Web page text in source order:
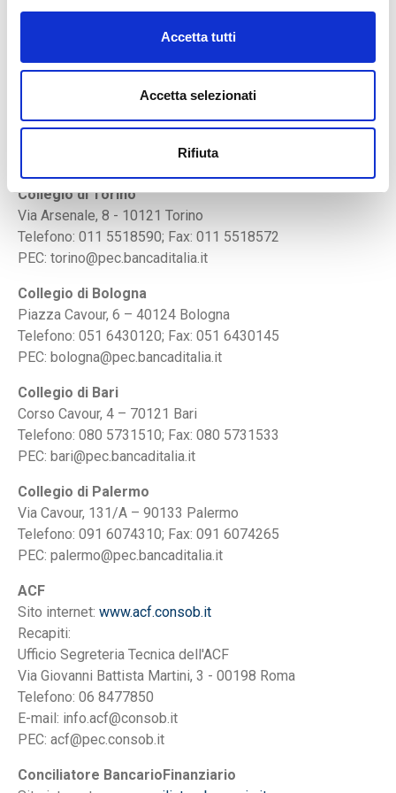
Accetta tutti
Accetta selezionati
Rifiuta
Via Miguel Cervantes, 71 - 80133 Napoli
Telefono: 081 7975350; Fax: 081 7975355
PEC:napoli@pec.bancaditalia.it
Segreteria tecnica del Collegio di Roma
Via Venti Settembre, 97/e 00187 Roma
romasede@pec.bancaditalia.it
Collegio di Torino
Via Arsenale, 8 - 10121 Torino
Telefono: 011 5518590; Fax: 011 5518572
PEC: torino@pec.bancaditalia.it
Collegio di Bologna
Piazza Cavour, 6 – 40124 Bologna
Telefono: 051 6430120; Fax: 051 6430145
PEC: bologna@pec.bancaditalia.it
Collegio di Bari
Corso Cavour, 4 – 70121 Bari
Telefono: 080 5731510; Fax: 080 5731533
PEC: bari@pec.bancaditalia.it
Collegio di Palermo
Via Cavour, 131/A – 90133 Palermo
Telefono: 091 6074310; Fax: 091 6074265
PEC: palermo@pec.bancaditalia.it
ACF
Sito internet: www.acf.consob.it
Recapiti:
Ufficio Segreteria Tecnica dell'ACF
Via Giovanni Battista Martini, 3 - 00198 Roma
Telefono: 06 8477850
E-mail: info.acf@consob.it
PEC: acf@pec.consob.it
Conciliatore BancarioFinanziario